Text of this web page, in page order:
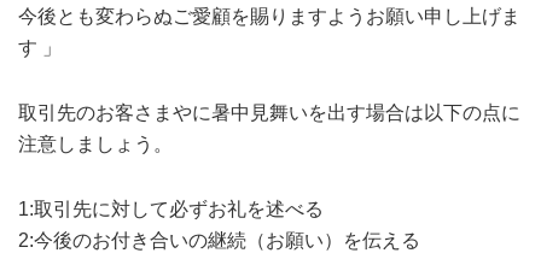
今後とも変わらぬご愛顧を賜りますようお願い申し上げま
す 」
取引先のお客さまやに暑中見舞いを出す場合は以下の点に
注意しましょう。
1:取引先に対して必ずお礼を述べる
2:今後のお付き合いの継続（お願い）を伝える